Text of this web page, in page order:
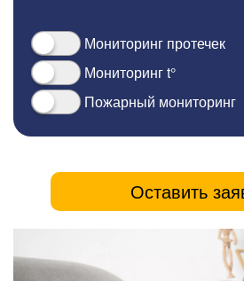
Мониторинг протечек
Мониторинг t°
Пожарный мониторинг
Оставить